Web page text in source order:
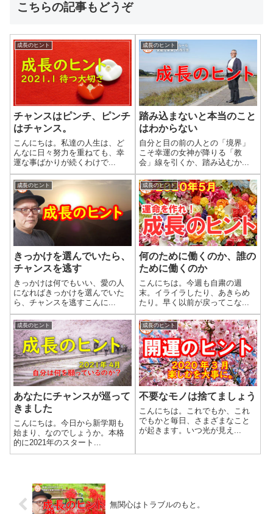
こちらの記事もどうぞ
成長のヒント
チャンスはピンチ、ピンチ
はチャンス。
こんにちは。私達の人生は、ど
んなに日々努力を重ねても、幸
運な事ばかりが続くわけで...
成長のヒント
踏み込まないと本当のこと
はわからない
自分と目の前の人との「境界」
こそ幸運の女神が降りる「教
会」線を引くか、踏み込むか...
成長のヒント
きっかけを選んでいたら、
チャンスを逃す
きっかけは何でもいい、愛の人
になればきっかけを選んでいた
ら、チャンスを逃すこんに...
成長のヒント
何のために働くのか、誰の
ために働くのか
こんにちは。今週も自粛の週
末。イライラしたり、あきらめ
たり。早く以前が戻ってこな...
成長のヒント
あなたにチャンスが巡って
きました
こんにちは。今日から新学期も
始まり、なのでしょうか。本格
的に2021年のスタート...
成長のヒント
不要なモノは捨てましょう
こんにちは。これでもか、これ
でもかと毎日、さまざまなこと
が起きます。いつ光が見え...
無関心はトラブルのもと。